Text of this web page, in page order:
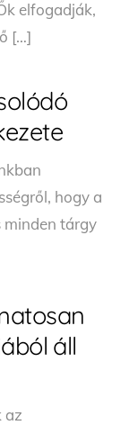
elfogadják,
[…]
hogy a
minden tárgy
áll
az